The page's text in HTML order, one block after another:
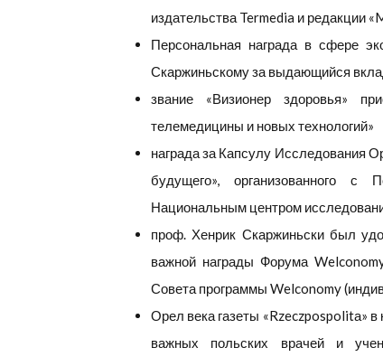
издательства Termedia и редакции
Персональная награда в сфере
Скаржиньскому за выдающийся
звание «Визионер здоровья»
телемедицины и новых технологий»
награда за Капсулу Исследования
будущего», организованного с
Национальным центром
проф. Хенрик Скаржиньски был
важной награды Форума
Совета программы Welconomy
Орел века газеты «Rzeczpospolitа»
важных польских врачей и